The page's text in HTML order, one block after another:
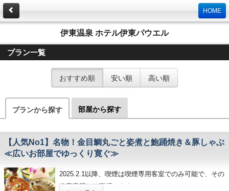
HOME
伊東温泉 ホテル伊東パウエル
プラン一覧
おすすめ順 安い順 高い順
プランから探す 部屋から探す
【人気No1】名物！金目鯛丸ごと姿煮と鮑踊焼き＆豚しゃぶ
≪広いお部屋でゆっくり寛ぐ≫
2025.2.1以降、喫煙は喫煙専用客室でのみ可能で、 その
他客室等では喫煙できません